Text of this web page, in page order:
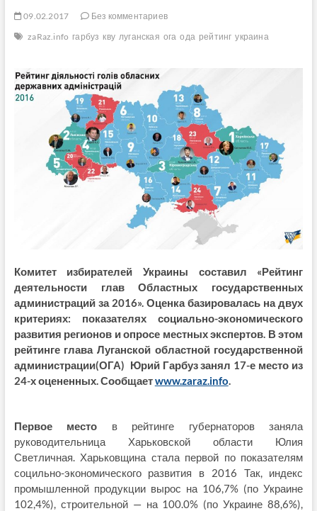
09.02.2017
Без комментариев
zaRaz.info гарбуз кву луганская ога ода рейтинг украина
Комитет избирателей Украины составил «Рейтинг
деятельности глав Областных государственных
администраций за 2016». Оценка базировалась на двух
критериях: показателях социально-экономического
развития регионов и опросе местных экспертов. В этом
рейтинге глава Луганской областной государственной
администрации(ОГА) Юрий Гарбуз занял 17-е место из
24-х оцененных. Сообщаетwww.zaraz.info.
Первое место в рейтинге губернаторов заняла
руководительница Харьковской области Юлия
Светличная. Харьковщина стала первой по показателям
социльно-экономического развития в 2016 Так, индекс
промышленной продукции вырос на 106,7% (по Украине
102,4%), строительной — на 100.0% (по Украине 88,6%),